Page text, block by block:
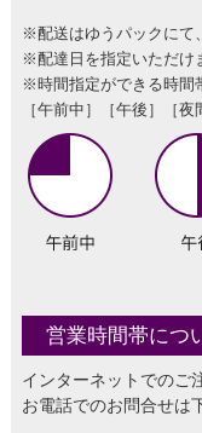
※配送はゆうパックにて
※配達日を指定いただけ
※時間指定ができる時間
［午前中］［午後］［
営業時間帯につ
インターネットでのご
お電話でのお問合せは